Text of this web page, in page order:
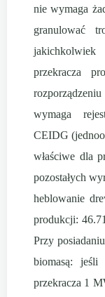
nie wymaga
granulować
przekracza
wymaga
CEIDG
właściwe dla
pozostałych
heblowanie
produkcji:
Przy
biomasą: jeśli
przekracza 1